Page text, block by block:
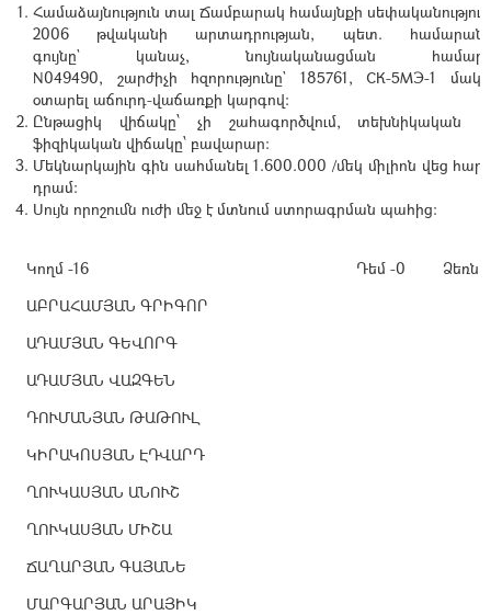
Համաձայնություն տալ Ճամբարակ համայնքի
2006 թվականի արտադրության, պետ.
գույնը` կանաչ, նույնականացման
N049490, շարժիչի հզորությունը` 185761, СК-5МЭ-1
օտարել աճուրդ-վաճառքի կարգով:
Ընթացիկ վիճակը՝ չի շահագործվում, տեխնիկական
ֆիզիկական վիճակը՝ բավարար:
Մեկնարկային գին սահմանել 1.600.000 /մեկ միլիոն վեց
դրամ:
Սույն որոշումն ուժի մեջ է մտնում ստորագրման պահից:
Կողմ -16
ԱԲՐԱՀԱՄՅԱՆ ԳՐԻԳՈՐ
ԱԴԱՄՅԱՆ ԳԵՎՈՐԳ
ԱԴԱՄՅԱՆ ՎԱԶԳԵՆ
ԴՈՒՄԱՆՅԱՆ ԹԱԹՈՒԼ
ԿԻՐԱԿՈՍՅԱՆ ԷԴՎԱՐԴ
ՂՈՒԿԱՍՅԱՆ ԱՆՈՒՇ
ՂՈՒԿԱՍՅԱՆ ՄԻՇԱ
ՃԱՂԱՐՅԱՆ ԳԱՅԱՆԵ
ՄԱՐԳԱՐՅԱՆ ԱՐԱՅԻԿ
Դեմ -0